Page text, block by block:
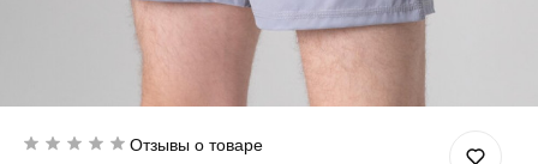
Отзывы о товаре